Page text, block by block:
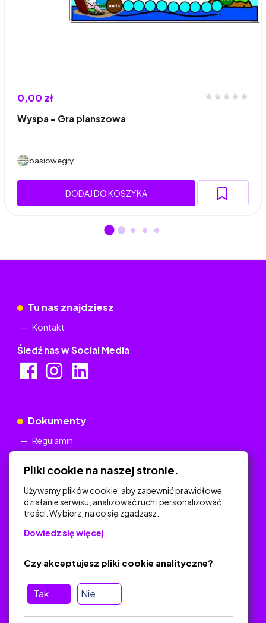
0,00 zł
Wyspa – Gra planszowa
basiowegry
DODAJ DO KOSZYKA
Tu nas znajdziesz
Kontakt
Śledź nas w Social Media
Dokumenty
Regulamin
Na skróty
Polityka Prywatności
Regulamin
O platformie
Baza materiałów dydaktycznych
Jak zostać autorem
FAQ
Pliki cookie na naszej stronie.
Używamy plików cookie, aby zapewnić prawidłowe
działanie serwisu, analizować ruch i personalizować
treści. Wybierz, na co się zgadzasz.
Dowiedz się więcej
Tak Nie
Czy akceptujesz pliki cookie analityczne?